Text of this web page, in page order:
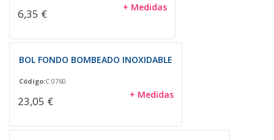
6,35 € + Medidas
BOL FONDO BOMBEADO INOXIDABLE
Código:C 0760
23,05 € + Medidas